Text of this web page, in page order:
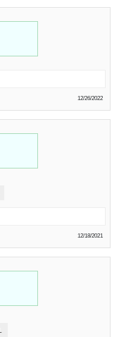
12/26/2022
12/18/2021